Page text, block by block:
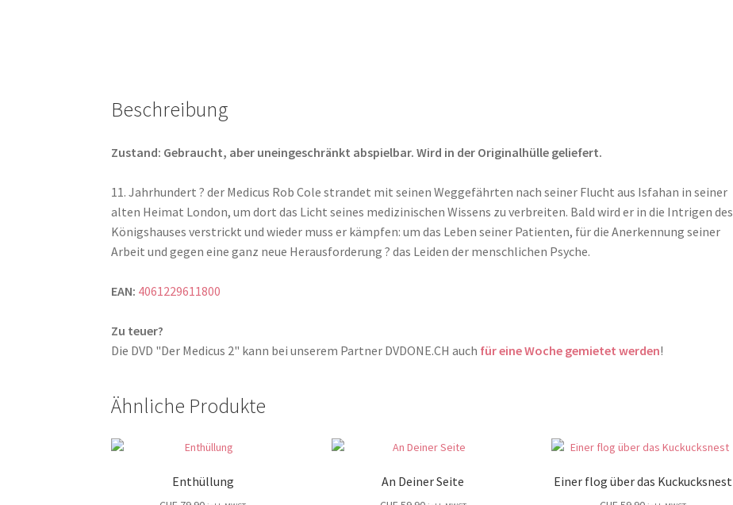
Beschreibung
Zustand: Gebraucht, aber uneingeschränkt abspielbar. Wird in der Originalhülle geliefert.
11. Jahrhundert ? der Medicus Rob Cole strandet mit seinen Weggefährten nach seiner Flucht aus Isfahan in seiner
alten Heimat London, um dort das Licht seines medizinischen Wissens zu verbreiten. Bald wird er in die Intrigen des
Königshauses verstrickt und wieder muss er kämpfen: um das Leben seiner Patienten, für die Anerkennung seiner
Arbeit und gegen eine ganz neue Herausforderung ? das Leiden der menschlichen Psyche.
EAN: 4061229611800
Zu teuer?
Die DVD "Der Medicus 2" kann bei unserem Partner DVDONE.CH auch für eine Woche gemietet werden!
Ähnliche Produkte
Enthüllung An Deiner Seite Einer flog über das Kuckucksnest